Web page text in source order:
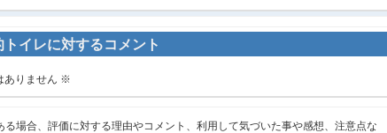
トイレに対するコメント
ありません ※
る場合、評価に対する理由やコメント、利用して気づいた事や感想、注意点な